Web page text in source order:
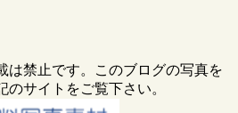
は禁止です。このブログの写真を
サイトをご覧下さい。